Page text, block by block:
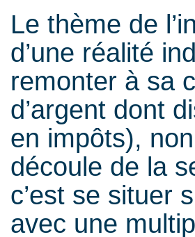
Le thème de
d’une réalité
remonter à sa
d’argent dont
en impôts),
découle de la
c’est se situer
avec une